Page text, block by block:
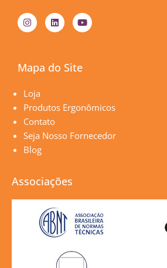
I
n
s
r
a
L
i
n
i
n
Y
o
u
e
Mapa do Site
Loja
Produtos Ergonômicos
Contato
Seja Nosso Fornecedor
Blog
Associações